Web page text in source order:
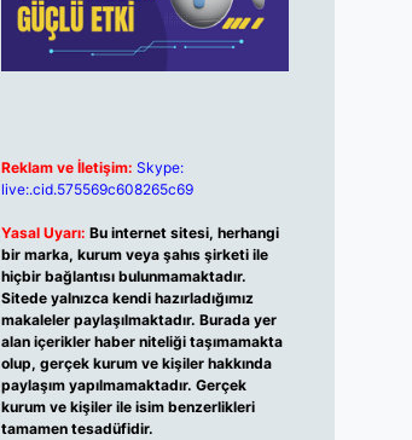
Reklam ve İletişim: Skype:
live:.cid.575569c608265c69
Yasal Uyarı: Bu internet sitesi, herhangi
bir marka, kurum veya şahıs şirketi ile
hiçbir bağlantısı bulunmamaktadır.
Sitede yalnızca kendi hazırladığımız
makaleler paylaşılmaktadır. Burada yer
alan içerikler haber niteliği taşımamakta
olup, gerçek kurum ve kişiler hakkında
paylaşım yapılmamaktadır. Gerçek
kurum ve kişiler ile isim benzerlikleri
tamamen tesadüfidir.